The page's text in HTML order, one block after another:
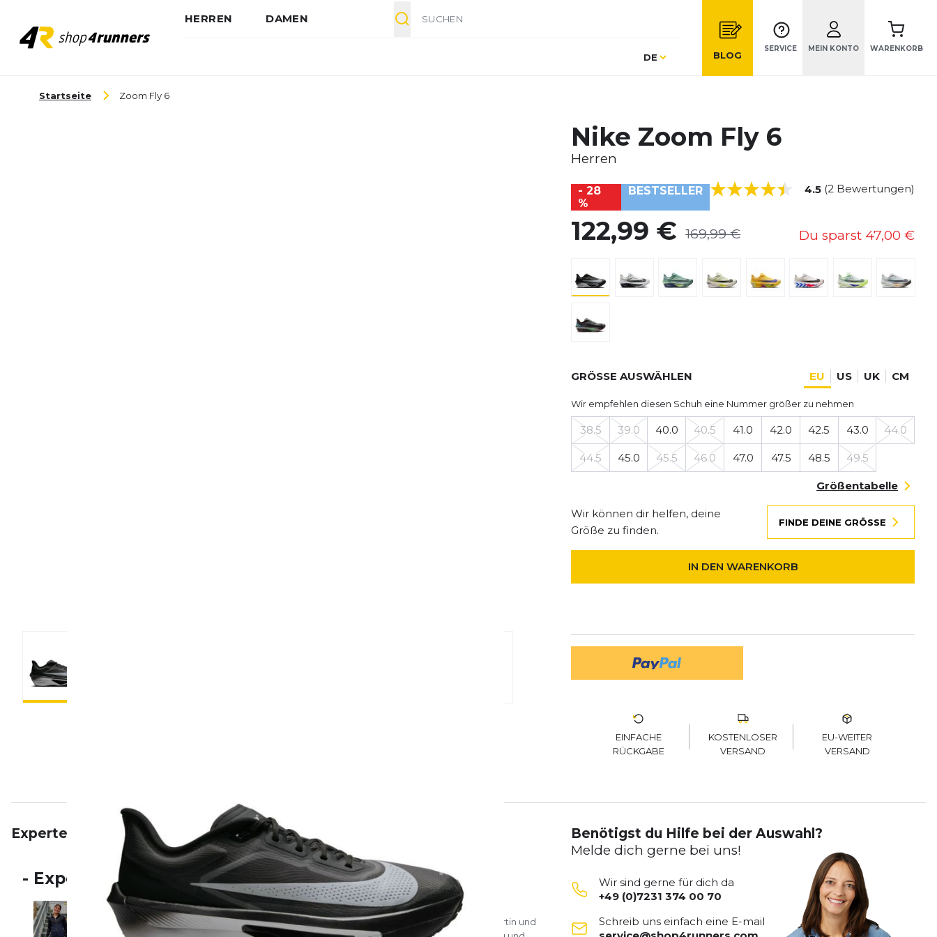
HERREN DAMEN
Sprache
DE BLOG
SERVICE MEIN KONTO WARENKORB
Startseite Zoom Fly 6
Nike Zoom Fly 6
Herren
- 28
%
BESTSELLER 4.5 (2 Bewertungen)
122,99 € 169,99 € Du sparst 47,00 €
GRÖSSE AUSWÄHLEN EU US UK CM
Wir empfehlen diesen Schuh eine Nummer größer zu nehmen
38.5 39.0 40.0 40.5 41.0 42.0 42.5 43.0 44.0
44.5 45.0 45.5 46.0 47.0 47.5 48.5 49.5
Größentabelle
Wir können dir helfen, deine
Größe zu finden.
FINDE DEINE GRÖSSE
IN DEN WARENKORB
EINFACHE
RÜCKGABE
KOSTENLOSER
VERSAND
EU-WEITER
VERSAND
Expertenmeinung Beschreibung Eigenschaften
- Expertenmeinung
Patricia Schuh
Entdecke mit Patricia Schuh die Welt des Laufens auf shop4runners: Als erfahrene Laufexpertin und
Benötigst du Hilfe bei der Auswahl?
Melde dich gerne bei uns!
Wir sind gerne für dich da
+49 (0)7231 374 00 70
Schreib uns einfach eine E-mail